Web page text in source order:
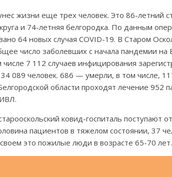
жизни еще трех человек. Это 86-летний
и 74-летняя белгородка. По данным
64 новых случая COVID-19. В Старом
число заболевших с начала пандемии
числе 7 112 случаев инфицирования
089 человек. 686 — умерли, в том числе,
области проходят лечение 952
ковид-госпиталь поступают
пациентов в тяжелом состоянии, 37
это пожилые люди в возрасте 65-70